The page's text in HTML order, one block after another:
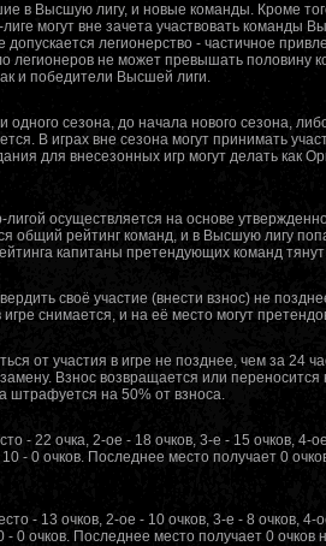
в Высшую лигу, и новые команды. Кроме
могут вне зачета участвовать команды
легионерство - частичное
легионеров не может превышать половину
и победители Высшей лиги.
сезона, до начала нового сезона,
В играх вне сезона могут принимать
для внесезонных игр могут делать как
осуществляется на основе
общий рейтинг команд, и в Высшую лигу
капитаны претендующих команд
своё участие (внести взнос) не
снимается, и на её место могут
от участия в игре не позднее, чем за 24
Взнос возвращается или
штрафуется на 50% от взноса.
- 22 очка, 2-ое - 18 очков, 3-е - 15 очков, 4-
- 0 очков. Последнее место получает 0
- 13 очков, 2-ое - 10 очков, 3-е - 8 очков, 4-
- 0 очков. Последнее место получает 0 очков